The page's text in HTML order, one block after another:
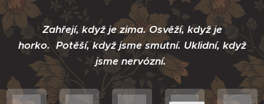
Zahřejí, když je zima.Osvěží, když je
horko. Potěší, když jsme smutní. Uklidní, když
jsme nervózní.